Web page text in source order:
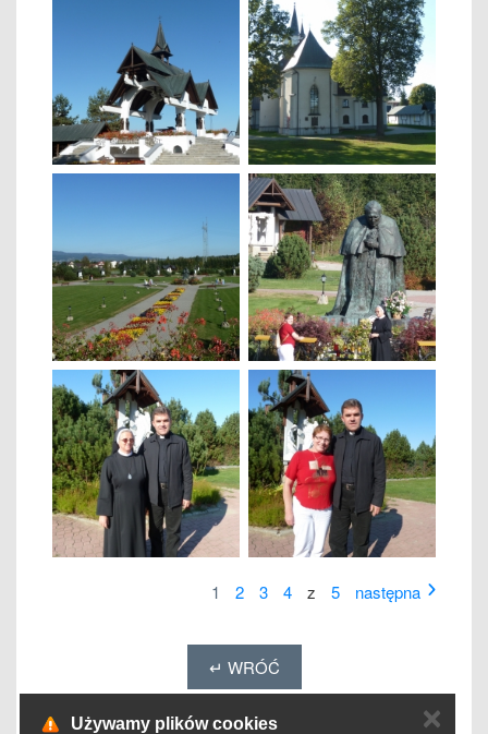
1 2 3 4 z 5 następna
↵ WRÓĆ
Używamy plików cookies ✕